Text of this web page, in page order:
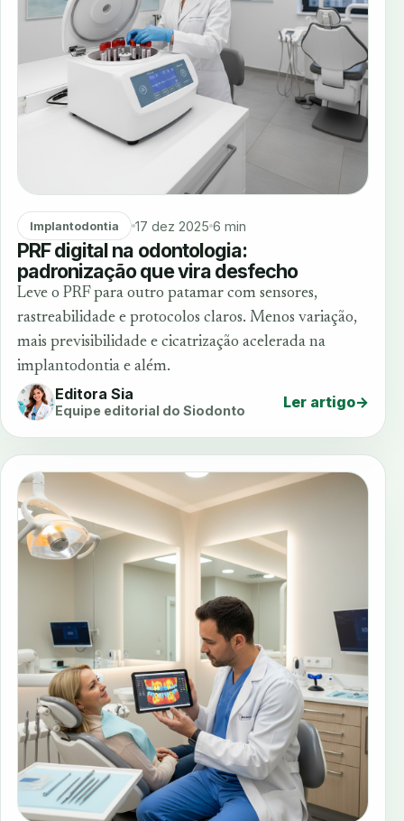
Implantodontia 17 dez 2025 6 min
PRF digital na odontologia:
padronização que vira desfecho
Leve o PRF para outro patamar com sensores,
rastreabilidade e protocolos claros. Menos variação,
mais previsibilidade e cicatrização acelerada na
implantodontia e além.
Editora Sia
Equipe editorial do Siodonto Ler artigo→